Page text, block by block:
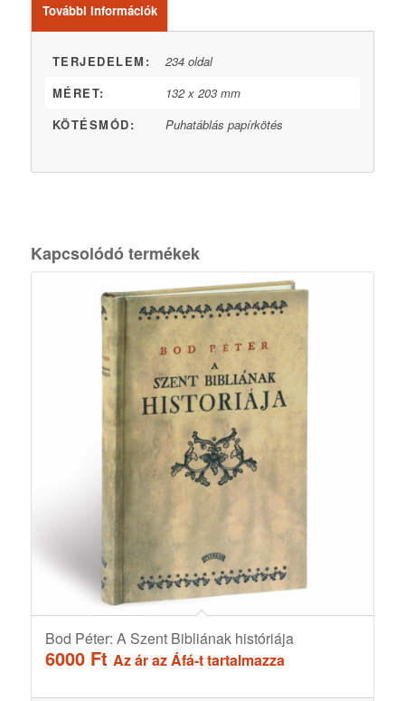
További információk
TERJEDELEM:
234 oldal
MÉRET:
132 x 203 mm
KÖTÉSMÓD:
Puhatáblás papírkötés
Kapcsolódó termékek
Bod Péter: A Szent Bibliának históriája
6000 Ft Az ár az Áfá-t tartalmazza